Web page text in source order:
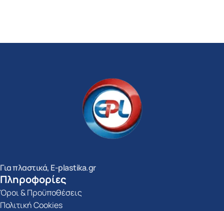
Για πλαστικά, E-plastika.gr
Πληροφορίες
Όροι & Προϋποθέσεις
Πολιτική Cookies